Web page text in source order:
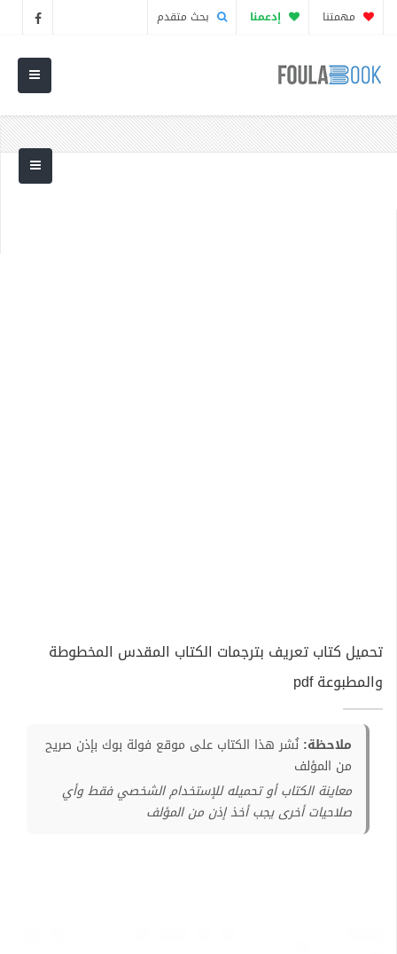
مهمتنا إدعمنا بحث متقدم
تحميل كتاب تعريف بترجمات الكتاب المقدس المخطوطة
والمطبوعة pdf
ملاحظة: نُشر هذا الكتاب على موقع فولة بوك بإذن صريح
من المؤلف
معاينة الكتاب أو تحميله للإستخدام الشخصي فقط وأي
صلاحيات أخرى يجب أخذ إذن من المؤلف